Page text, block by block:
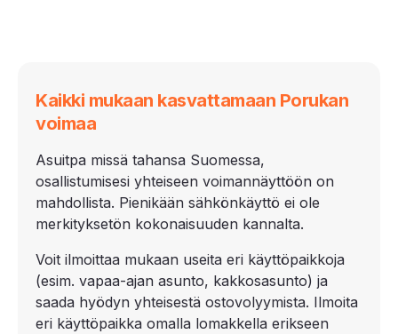
Kaikki mukaan kasvattamaan Porukan
voimaa
Asuitpa missä tahansa Suomessa,
osallistumisesi yhteiseen voimannäyttöön on
mahdollista. Pienikään sähkönkäyttö ei ole
merkityksetön kokonaisuuden kannalta.
Voit ilmoittaa mukaan useita eri käyttöpaikkoja
(esim. vapaa-ajan asunto, kakkosasunto) ja
saada hyödyn yhteisestä ostovolyymista. Ilmoita
eri käyttöpaikka omalla lomakkella erikseen